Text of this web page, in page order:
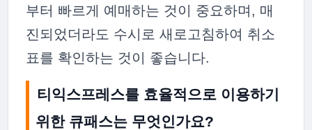
부터 빠르게 예매하는 것이 중요하며, 매
진되었더라도 수시로 새로고침하여 취소
표를 확인하는 것이 좋습니다.
티익스프레스를 효율적으로 이용하기
위한 큐패스는 무엇인가요?